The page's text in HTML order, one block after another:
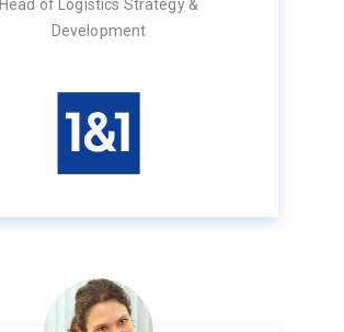
Head of Logistics Strategy &
Development